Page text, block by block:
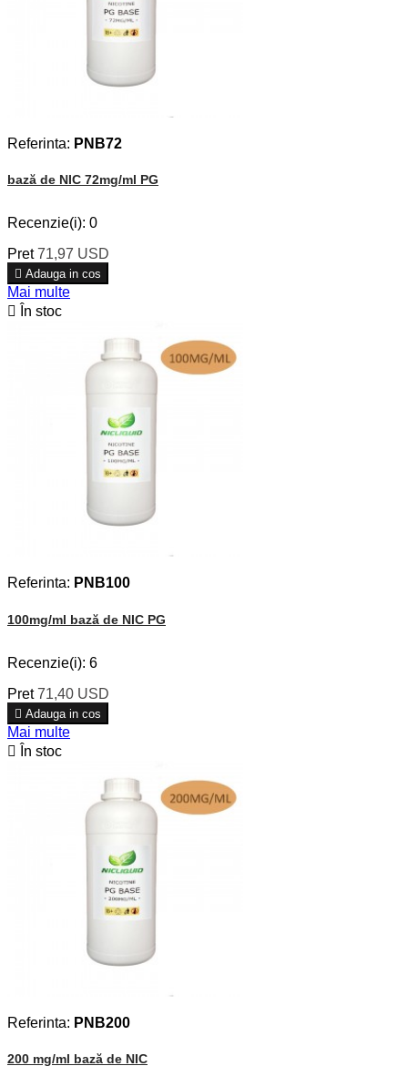
Referinta: PNB72
bază de NIC 72mg/ml PG
Recenzie(i): 0
Pret 71,97 USD
 Adauga in cos
Mai multe

În stoc
Referinta: PNB100
100mg/ml bază de NIC PG
Recenzie(i): 6
Pret 71,40 USD
 Adauga in cos
Mai multe

În stoc
Referinta: PNB200
200 mg/ml bază de NIC